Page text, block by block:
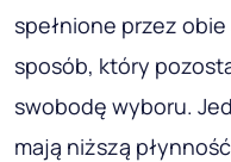
spełnione przez
sposób, który
swobodę wyboru.
mają niższą